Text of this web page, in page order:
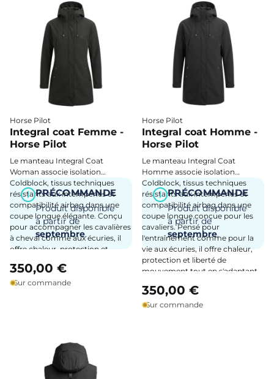
Horse Pilot
Integral coat Femme -
Horse Pilot
Le manteau Integral Coat
Woman associe isolation
Coldblock, tissus techniques
résistants aux intempéries et
compatibilité airbag dans une
coupe longue élégante. Conçu
pour accompagner les cavalières
à cheval comme aux écuries, il
offre chaleur, protection et
les temps.
i PRÉCOMMANDE
Produit disponible
à partir de
septembre.
350,00 €
Sur commande
Horse Pilot
Integral coat Homme -
Horse Pilot
Le manteau Integral Coat
Homme associe isolation
Coldblock, tissus techniques
résistants aux intempéries et
compatibilité airbag dans une
coupe longue conçue pour les
cavaliers. Pensé pour
l'entraînement comme pour la
vie aux écuries, il offre chaleur,
protection et liberté de
mouvement tout en s'adaptant
équestre.
i PRÉCOMMANDE
Produit disponible
à partir de
septembre.
350,00 €
Sur commande